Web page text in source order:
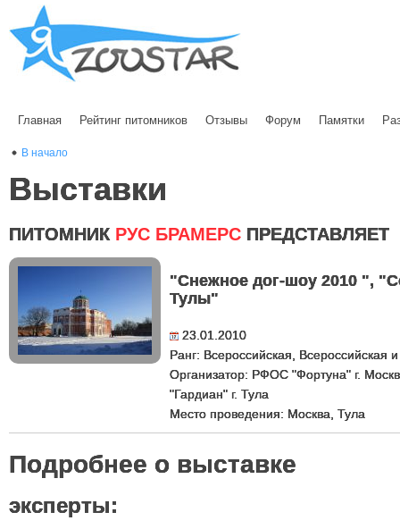
Главная Рейтинг питомников Отзывы Форум Памятки
В начало
Выставки
ПИТОМНИК РУС БРАМЕРС ПРЕДСТАВЛЯЕТ
"Снежное дог-шоу 2010 ",
Тулы"
23.01.2010
Ранг: Всероссийская, Всероссийская
Организатор: РФОС "Фортуна" г.
"Гардиан" г. Тула
Место проведения: Москва, Тула
Подробнее о выставке
эксперты: